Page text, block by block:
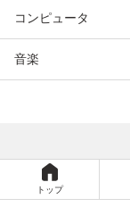
コンピュータ
音楽
トップ